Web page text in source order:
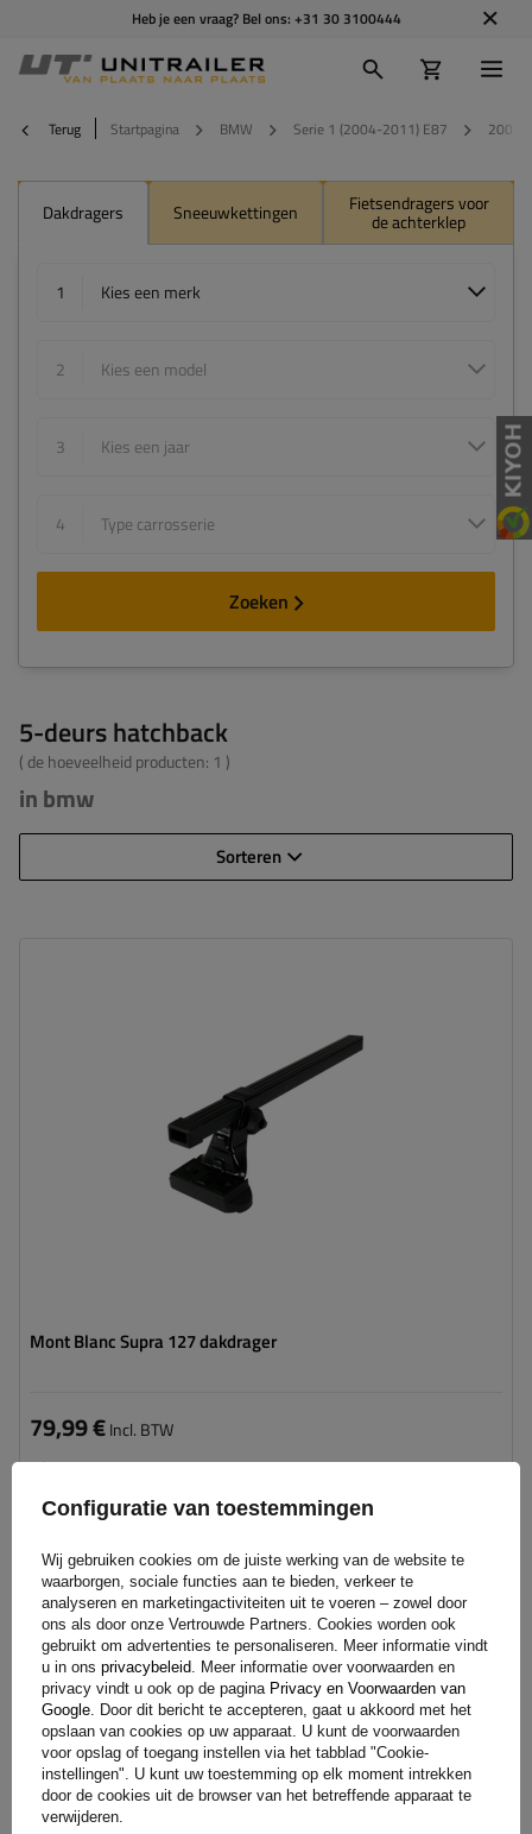
Heb je een vraag? Bel ons: +31 30 3100444
Terug Startpagina BMW Serie 1 (2004-2011) E87 2009
Dakdragers Sneeuwkettingen Fietsendragers voor
de achterklep
1 Kies een merk
2 Kies een model
3 Kies een jaar
4 Type carrosserie
Zoeken
5-deurs hatchback
( de hoeveelheid producten: 1 )
in bmw
Sorteren
Mont Blanc Supra 127 dakdrager
79,99 €Incl. BTW
Product beschikbaar in grote hoeveelheden
We verzenden al
winkelwagen
toevoegen
Configuratie van toestemmingen
Wij gebruiken cookies om de juiste werking van de website te
waarborgen, sociale functies aan te bieden, verkeer te
analyseren en marketingactiviteiten uit te voeren – zowel door
ons als door onze Vertrouwde Partners. Cookies worden ook
gebruikt om advertenties te personaliseren. Meer informatie vindt
u in ons privacybeleid. Meer informatie over voorwaarden en
privacy vindt u ook op de pagina Privacy en Voorwaarden van
Google. Door dit bericht te accepteren, gaat u akkoord met het
opslaan van cookies op uw apparaat. U kunt de voorwaarden
voor opslag of toegang instellen via het tabblad "Cookie-
instellingen". U kunt uw toestemming op elk moment intrekken
door de cookies uit de browser van het betreffende apparaat te
verwijderen.